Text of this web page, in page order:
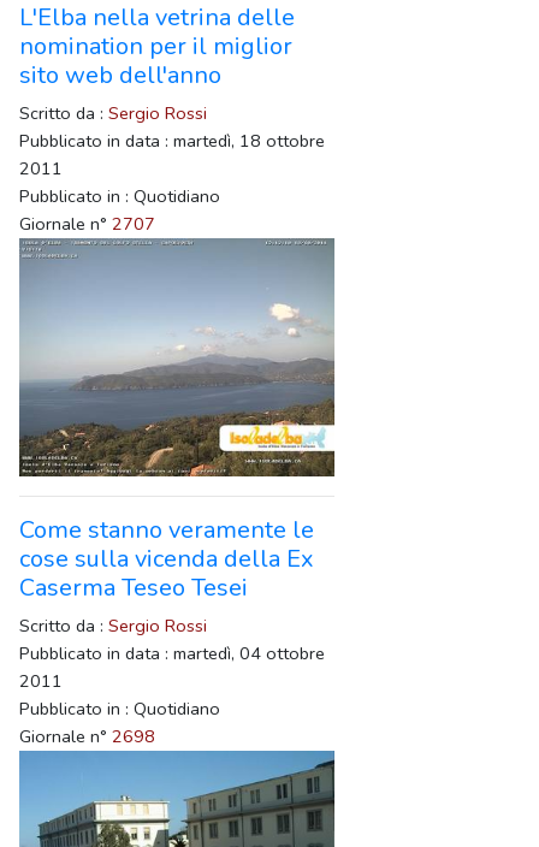
L'Elba nella vetrina delle
nomination per il miglior
sito web dell'anno
Scritto da : Sergio Rossi
Pubblicato in data : martedì, 18 ottobre
2011
Pubblicato in : Quotidiano
Giornale n° 2707
Come stanno veramente le
cose sulla vicenda della Ex
Caserma Teseo Tesei
Scritto da : Sergio Rossi
Pubblicato in data : martedì, 04 ottobre
2011
Pubblicato in : Quotidiano
Giornale n° 2698